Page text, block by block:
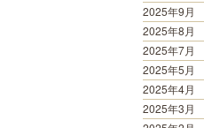
2025年9月
2025年8月
2025年7月
2025年5月
2025年4月
2025年3月